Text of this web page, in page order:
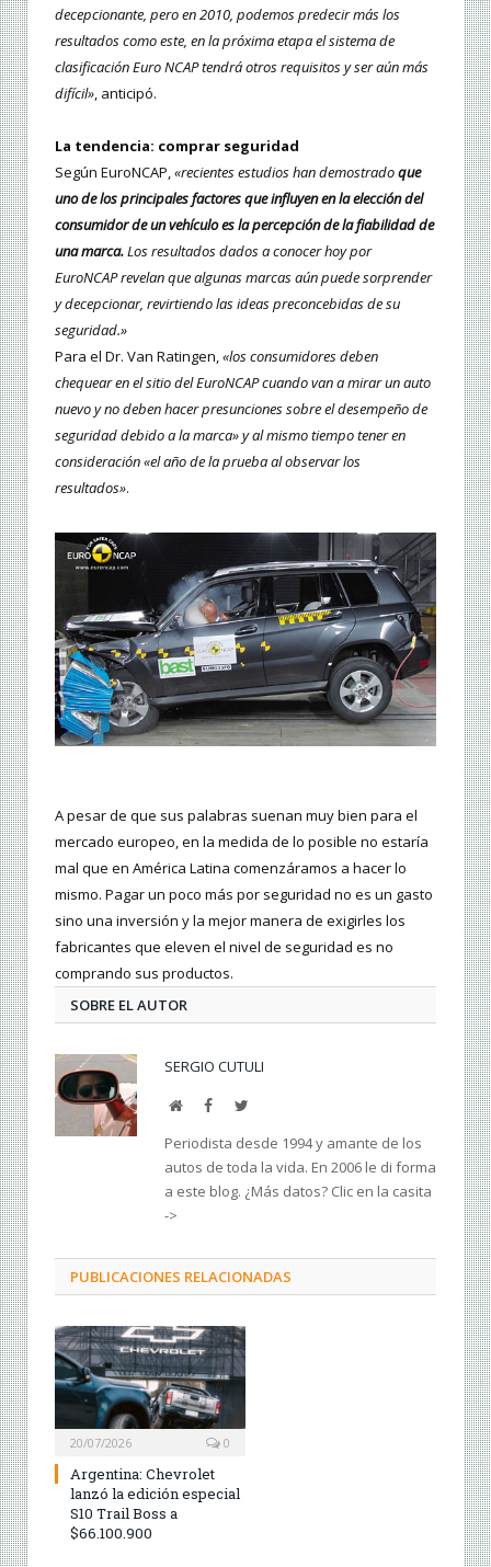
decepcionante, pero en 2010, podemos predecir más los
resultados como este, en la próxima etapa el sistema de
clasificación Euro NCAP tendrá otros requisitos y ser aún más
difícil», anticipó.
La tendencia: comprar seguridad
Según EuroNCAP,«recientes estudios han demostradoque
uno de los principales factores que influyen en la elección del
consumidor de un vehículo es la percepción de la fiabilidad de
una marca.Los resultados dados a conocer hoy por
EuroNCAP revelan que algunas marcas aún puede sorprender
y decepcionar, revirtiendo las ideas preconcebidas de su
seguridad.»
Para el Dr. Van Ratingen,«los consumidores deben
chequear en el sitio del EuroNCAP cuando van a mirar un auto
nuevo y no deben hacer presunciones sobre el desempeño de
seguridad debido a la marca» y al mismo tiempo tener en
consideración «el año de la prueba al observar los
resultados».
A pesar de que sus palabras suenan muy bien para el
mercado europeo, en la medida de lo posible no estaría
mal que en América Latina comenzáramos a hacer lo
mismo. Pagar un poco más por seguridad no es un gasto
sino una inversión y la mejor manera de exigirles los
fabricantes que eleven el nivel de seguridad es no
comprando sus productos.
SOBRE EL AUTOR
SERGIO CUTULI
Web FacebookTwitter
Periodista desde 1994 y amante de los
autos de toda la vida. En 2006 le di forma
a este blog. ¿Más datos? Clic en la casita
->
PUBLICACIONES RELACIONADAS
20/07/2026 0
Argentina: Chevrolet
lanzó la edición especial
S10 Trail Boss a
$66.100.900